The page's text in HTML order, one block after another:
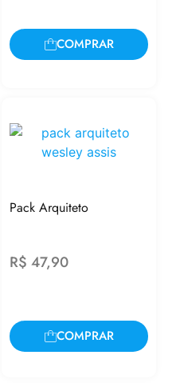
COMPRAR
Pack Arquiteto
R$ 47,90
COMPRAR